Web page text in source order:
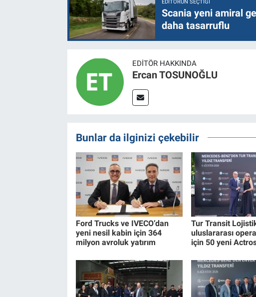
EDITÖRÜN SEÇTIĞI
Scania yeni amiral
daha tasarruflu
EDITÖR HAKKINDA
Ercan TOSUNOĞLU
Bunlar da ilginizi çekebilir
Ford Trucks ve IVECO’dan
yeni nesil kabin için 364
milyon avroluk yatırım
Tur Transit
uluslararası
için 50 yeni